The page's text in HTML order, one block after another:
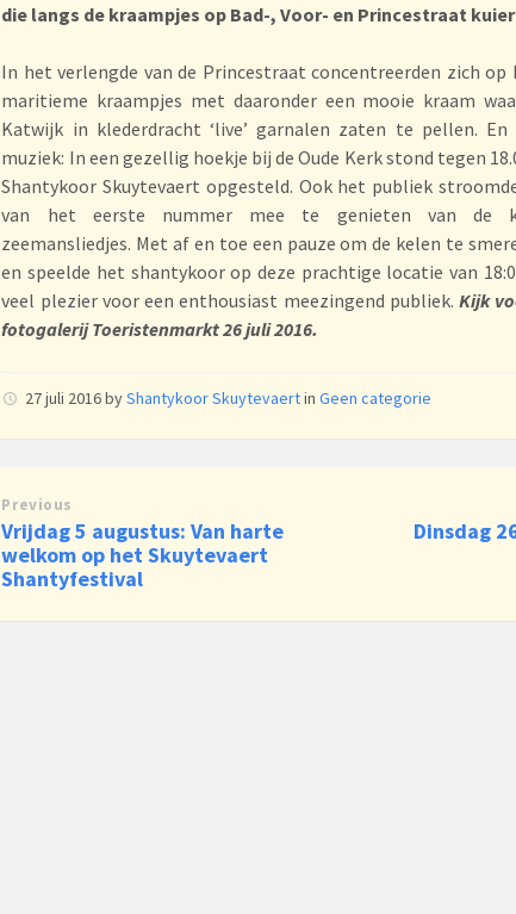
die langs de kraampjes op Bad-, Voor- en Princestraat
In het verlengde van de Princestraat concentreerden zich op
maritieme kraampjes met daaronder een mooie kraam
Katwijk in klederdracht ‘live’ garnalen zaten te pellen. En
muziek: In een gezellig hoekje bij de Oude Kerk stond tegen
Shantykoor Skuytevaert opgesteld. Ook het publiek
van het eerste nummer mee te genieten van de
zeemansliedjes. Met af en toe een pauze om de kelen te
en speelde het shantykoor op deze prachtige locatie van
veel plezier voor een enthousiast meezingend publiek.Kijk
fotogalerij Toeristenmarkt 26 juli 2016.
27 juli 2016byShantykoor SkuytevaertinGeen categorie
Previous
Vrijdag 5 augustus: Van harte
welkom op het Skuytevaert
Shantyfestival
Dinsdag